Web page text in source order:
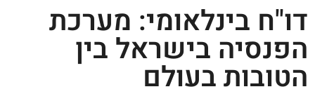
דו"ח בינלאומי: מערכת
הפנסיה בישראל בין
הטובות בעולם